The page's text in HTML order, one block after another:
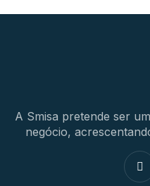
A Smisa pretende ser
negócio,